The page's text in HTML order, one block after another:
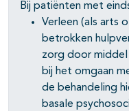
Bij patiënten met
Verleen (als arts
betrokken
zorg door
bij het omgaan
de behandeling
basale